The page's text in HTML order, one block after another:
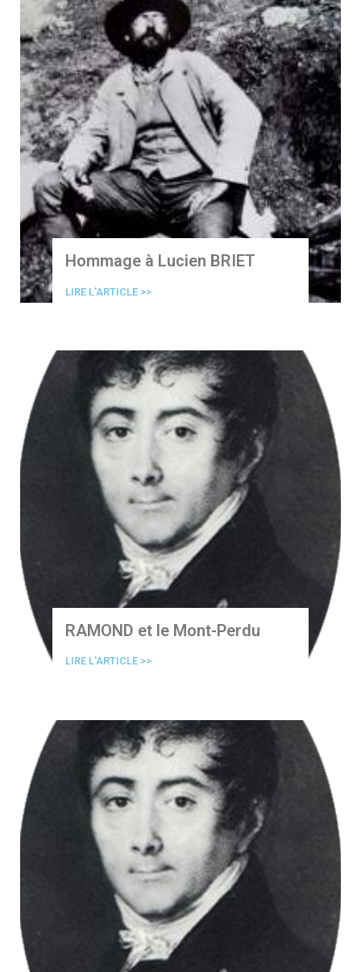
Hommage à Lucien BRIET
LIRE L'ARTICLE >>
RAMOND et le Mont-Perdu
LIRE L'ARTICLE >>